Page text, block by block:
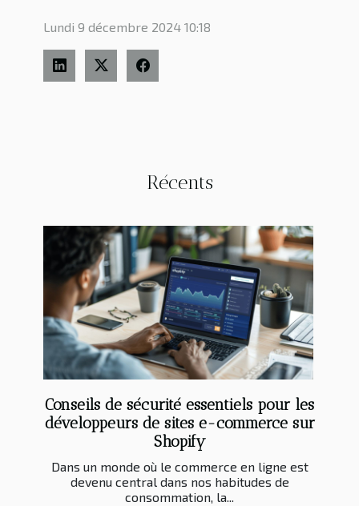
Lundi 9 décembre 2024 10:18
Récents
Conseils de sécurité essentiels pour les
développeurs de sites e-commerce sur
Shopify
Dans un monde où le commerce en ligne est
devenu central dans nos habitudes de
consommation, la...